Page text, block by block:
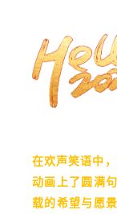
在欢声笑语中
动画上了圆满
载的希望与愿